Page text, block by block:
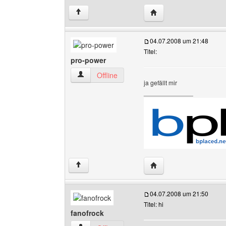
↑ Website dieses
pro-power
pro-power Benutzer-Profile anzeigen
Offline
04.07.2008 um 21:48
Titel:
ja gefällt mir
↑ Website dieses
fanofrock
04.07.2008 um 21:50
Titel: hi